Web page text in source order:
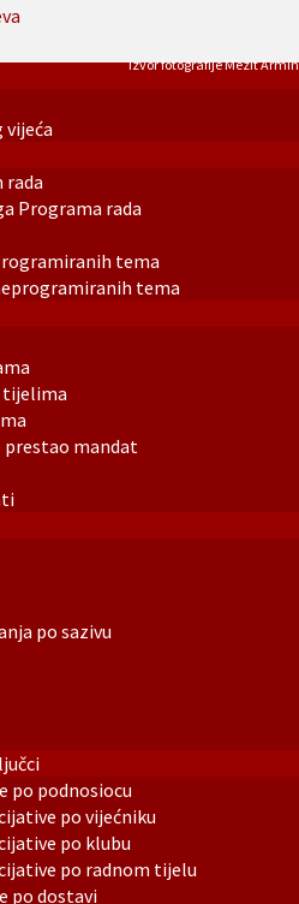
vijeća
Programa rada
tema
tema
tijelima
prestao mandat
po sazivu
po podnosiocu
po vijećniku
po klubu
po radnom tijelu
po dostavi
Izvor fotografije Mezit Armin